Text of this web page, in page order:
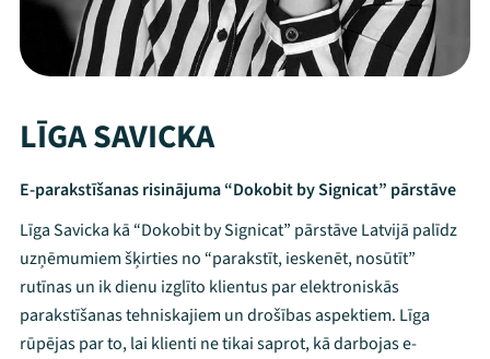
LĪGA SAVICKA
E-parakstīšanas risinājuma “Dokobit by Signicat” pārstāve
Līga Savicka kā “Dokobit by Signicat” pārstāve Latvijā palīdz
uzņēmumiem šķirties no “parakstīt, ieskenēt, nosūtīt”
rutīnas un ik dienu izglīto klientus par elektroniskās
parakstīšanas tehniskajiem un drošības aspektiem. Līga
rūpējas par to, lai klienti ne tikai saprot, kā darbojas e-